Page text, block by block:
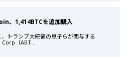
、1,414BTCを追加購入
トランプ大統領の息子らが関与する
（ABT